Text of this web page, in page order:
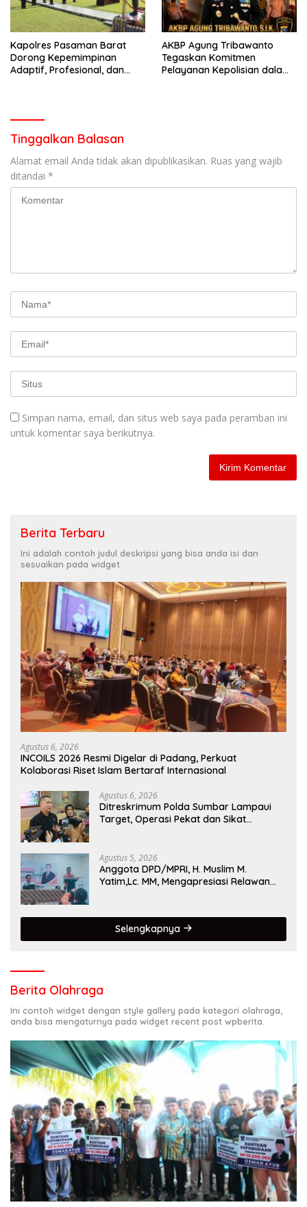
Kapolres Pasaman Barat
Dorong Kepemimpinan
Adaptif, Profesional, dan
AKBP Agung Tribawanto
Tegaskan Komitmen
Pelayanan Kepolisian dalam
Tinggalkan Balasan
Alamat email Anda tidak akan dipublikasikan. Ruas yang wajib
ditandai *
Simpan nama, email, dan situs web saya pada peramban ini
untuk komentar saya berikutnya.
Berita Terbaru
Ini adalah contoh judul deskripsi yang bisa anda isi dan
sesuaikan pada widget
Agustus 6, 2026
INCOILS 2026 Resmi Digelar di Padang, Perkuat
Kolaborasi Riset Islam Bertaraf Internasional
Agustus 6, 2026
Ditreskrimum Polda Sumbar Lampaui
Target, Operasi Pekat dan Sikat
Agustus 5, 2026
Anggota DPD/MPRI, H. Muslim M.
Yatim,Lc. MM, Mengapresiasi Relawan
Selengkapnya
Berita Olahraga
Ini contoh widget dengan style gallery pada kategori olahraga,
anda bisa mengaturnya pada widget recent post wpberita.